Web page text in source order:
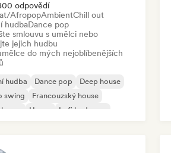
odpovědí
AfropopAmbientChill out
hudbaDance pop
smlouvu s umělci nebo
jejich hudbu
do mých nejoblíbenějších
hudba Dance pop
Deep house
swing
Francouzský house
House Lofi bedroom